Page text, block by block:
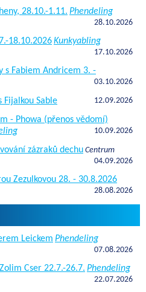
28.10.-1.11. Phendeling
28.10.2026
18.10.2026Kunkyabling
17.10.2026
s Fabiem Andricem 3. -
03.10.2026
Fijalkou Sable 12.09.2026
- Phowa (přenos vědomí)
10.09.2026
zázraků dechu Centrum
04.09.2026
Zezulkovou 28. - 30.8.2026
28.08.2026
Leickem Phendeling
07.08.2026
Cser 22.7.-26.7. Phendeling
22.07.2026